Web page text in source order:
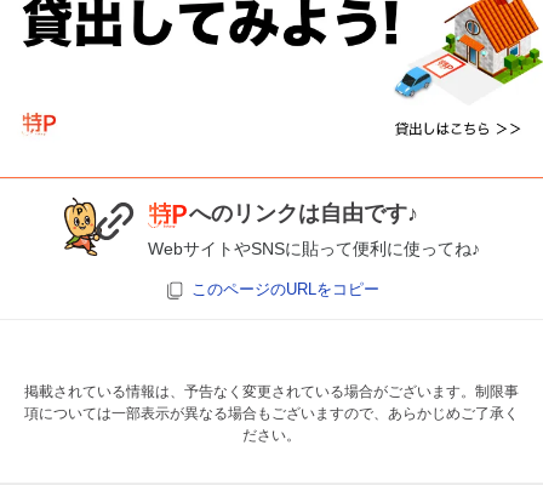
へのリンクは自由です♪
WebサイトやSNSに貼って便利に使ってね♪
このページのURLをコピー
掲載されている情報は、予告なく変更されている場合がございます。制限事
項については一部表示が異なる場合もございますので、あらかじめご了承く
ださい。